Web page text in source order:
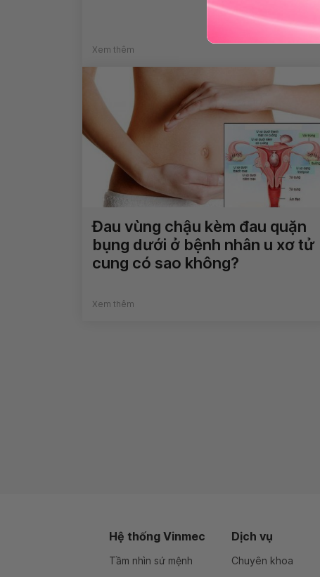
Xem thêm
Đau vùng chậu kèm đau quặn
bụng dưới ở bệnh nhân u xơ tử
cung có sao không?
Xem thêm
Hệ thống Vinmec
Tầm nhìn sứ mệnh
Dịch vụ
Chuyên khoa